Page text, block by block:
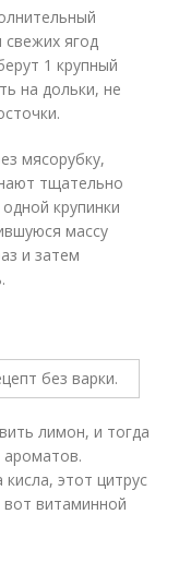
свежих ягод
1 крупный
на дольки, не
мясорубку,
тщательно
крупинки
массу
и затем
лимон, и тогда
ароматов.
этот цитрус
вот витаминной